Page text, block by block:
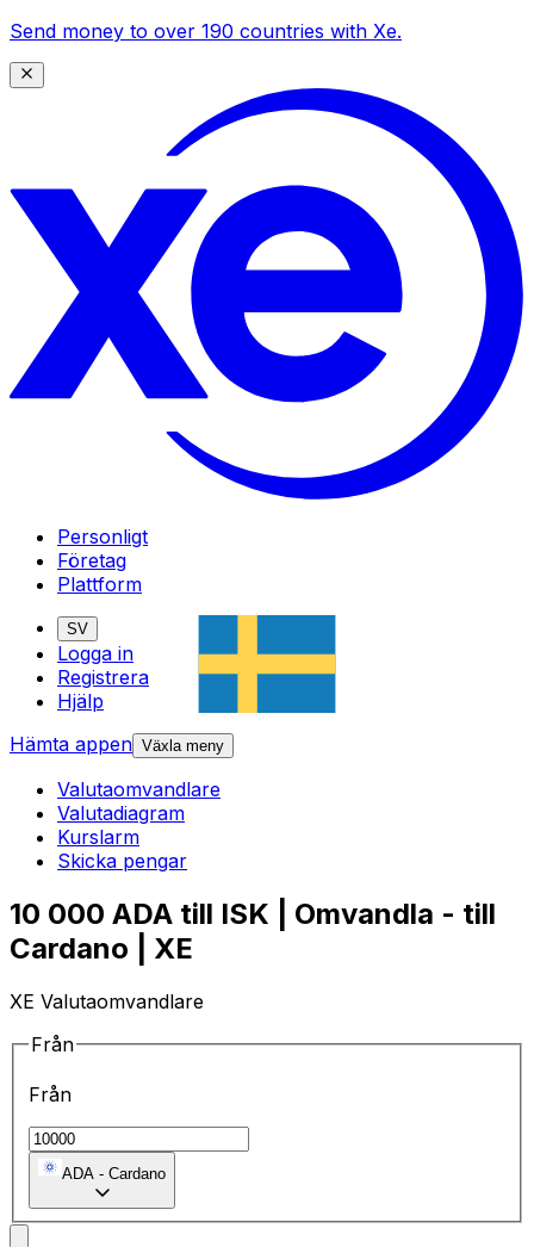
Send money to over 190 countries with Xe.
Personligt
Företag
Plattform
SV
Logga in
Registrera
Hjälp
Hämta appen Växla meny
Valutaomvandlare
Valutadiagram
Kurslarm
Skicka pengar
10 000 ADA till ISK | Omvandla - till
Cardano | XE
XE Valutaomvandlare
Från
Från
ADA - Cardano